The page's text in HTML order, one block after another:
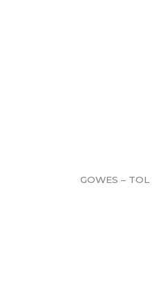
GOWES –